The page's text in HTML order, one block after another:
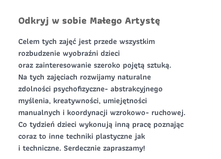
Treść wiadomości
Zapisz się
Zapisz się
Odkryj w sobie Małego Artystę
Celem tych zajęć jest przede wszystkim
rozbudzenie wyobraźni dzieci
oraz zainteresowanie szeroko pojętą sztuką.
Na tych zajęciach rozwijamy naturalne
zdolności psychofizyczne- abstrakcyjnego
myślenia, kreatywności, umiejętności
manualnych i koordynacji wzrokowo- ruchowej.
Co tydzień dzieci wykonują inną pracę poznając
coraz to inne techniki plastyczne jak
i techniczne. Serdecznie zapraszamy!